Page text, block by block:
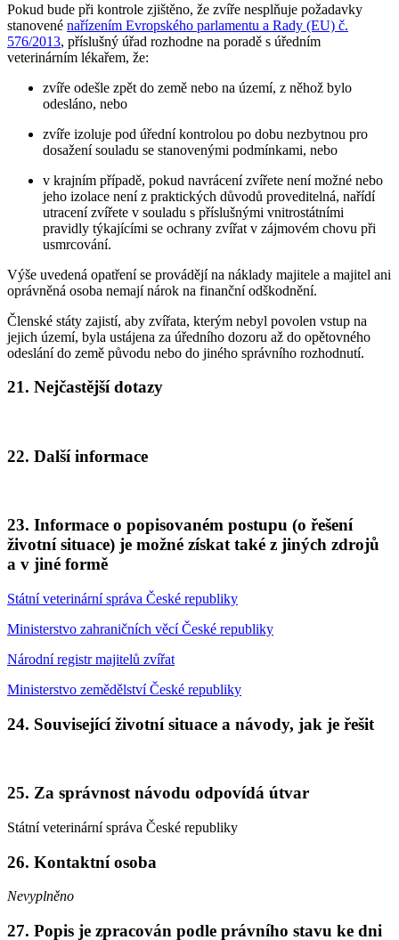
Pokud bude při kontrole zjištěno, že zvíře nesplňuje požadavky
stanovené nařízením Evropského parlamentu a Rady (EU) č.
576/2013, příslušný úřad rozhodne na poradě s úředním
veterinárním lékařem, že:
zvíře odešle zpět do země nebo na území, z něhož bylo
odesláno, nebo
zvíře izoluje pod úřední kontrolou po dobu nezbytnou pro
dosažení souladu se stanovenými podmínkami, nebo
v krajním případě, pokud navrácení zvířete není možné nebo
jeho izolace není z praktických důvodů proveditelná, nařídí
utracení zvířete v souladu s příslušnými vnitrostátními
pravidly týkajícími se ochrany zvířat v zájmovém chovu při
usmrcování.
Výše uvedená opatření se provádějí na náklady majitele a majitel ani
oprávněná osoba nemají nárok na finanční odškodnění.
Členské státy zajistí, aby zvířata, kterým nebyl povolen vstup na
jejich území, byla ustájena za úředního dozoru až do opětovného
odeslání do země původu nebo do jiného správního rozhodnutí.
21. Nejčastější dotazy
22. Další informace
23. Informace o popisovaném postupu (o řešení
životní situace) je možné získat také z jiných zdrojů
a v jiné formě
Státní veterinární správa České republiky
Ministerstvo zahraničních věcí České republiky
Národní registr majitelů zvířat
Ministerstvo zemědělství České republiky
24. Související životní situace a návody, jak je řešit
25. Za správnost návodu odpovídá útvar
Státní veterinární správa České republiky
26. Kontaktní osoba
Nevyplněno
27. Popis je zpracován podle právního stavu ke dni